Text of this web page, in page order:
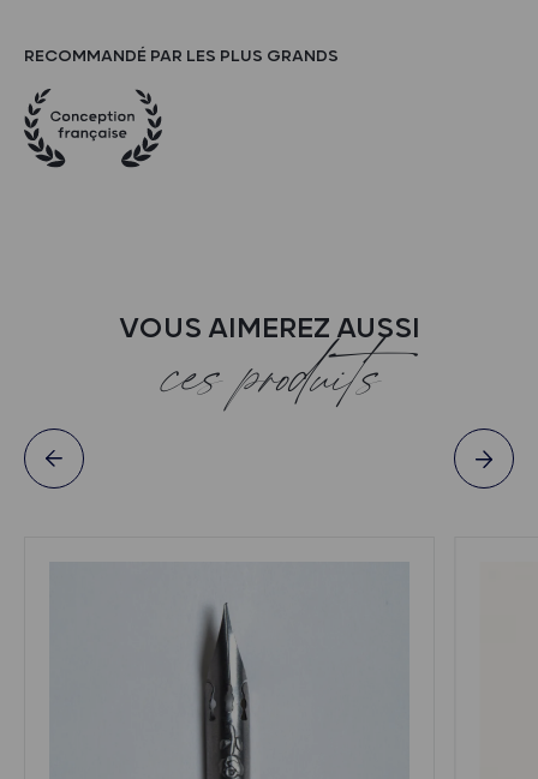
RECOMMANDÉ PAR LES PLUS GRANDS
VOUS AIMEREZ AUSSI
ces produits